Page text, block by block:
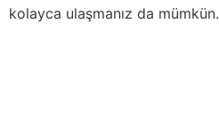
kolayca ulaşmanız da mümkün.